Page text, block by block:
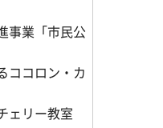
事業「市民公
ココロン・カ
ェリー教室